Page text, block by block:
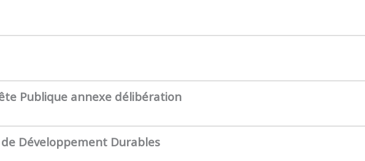
Publique annexe délibération
Développement Durables